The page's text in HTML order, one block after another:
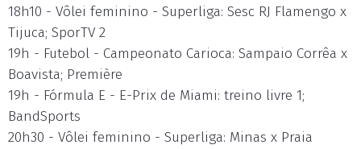
18h10 - Vôlei feminino - Superliga: Sesc RJ Flamengo x
Tijuca; SporTV 2
19h - Futebol - Campeonato Carioca: Sampaio Corrêa x
Boavista; Première
19h - Fórmula E - E-Prix de Miami: treino livre 1;
BandSports
20h30 - Vôlei feminino - Superliga: Minas x Praia